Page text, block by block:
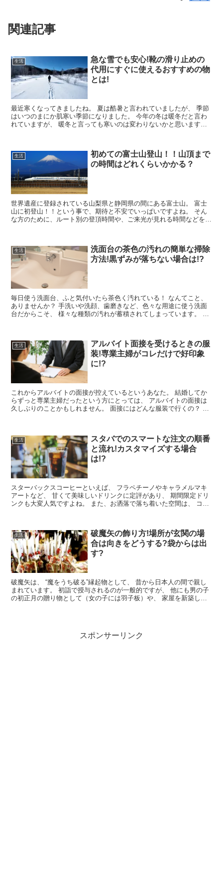
関連記事
生活
急な雪でも安心!靴の滑り止めの
代用にすぐに使えるおすすめの物
とは!
最近寒くなってきましたね。 夏は酷暑と言われていましたが、 季節
はいつのまにか肌寒い季節になりました。 今年の冬は暖冬だと言わ
れていますが、 暖冬と言っても寒いのは変わりないかと思います。
生活
初めての富士山登山！！山頂まで
の時間はどれくらいかかる？
世界遺産に登録されている山梨県と静岡県の間にある富士山。 富士
山に初登山！！という事で、期待と不安でいっぱいですよね。 そん
な方のために、ルート別の登頂時間や、ご来光が見れる時間などを詳
生活
洗面台の茶色の汚れの簡単な掃除
方法!黒ずみが落ちない場合は!?
毎日使う洗面台、ふと気付いたら茶色く汚れている！ なんてこと、
ありませんか？ 手洗いや洗顔、歯磨きなど、色々な用途に使う洗面
台だからこそ、 様々な種類の汚れが蓄積されてしまっています。 洗
生活
アルバイト面接を受けるときの服
装!専業主婦がコレだけで好印象
に!?
これからアルバイトの面接が控えているというあなた。 結婚してか
らずっと専業主婦だったという方にとっては、 アルバイトの面接は
久しぶりのことかもしれません。 面接にはどんな服装で行くの？ 持
生活
スタバでのスマートな注文の順番
と流れ!カスタマイズする場合
は!?
スターバックスコーヒーといえば、 フラペチーノやキャラメルマキ
アートなど、 甘くて美味しいドリンクに定評があり、 期間限定ドリ
ンクも大変人気ですよね。 また、お洒落で落ち着いた空間は、 コー
生活
破魔矢の飾り方!場所が玄関の場
合は向きをどうする?袋からは出
す?
破魔矢は、 “魔をうち破る”縁起物として、 昔から日本人の間で親し
まれています。 初詣で授与されるのが一般的ですが、 他にも男の子
の初正月の贈り物として（女の子には羽子板）や、 家屋を新築した
スポンサーリンク